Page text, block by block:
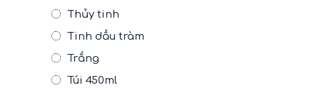
Thủy tinh
Tinh dầu tràm
Trắng
Túi 450ml